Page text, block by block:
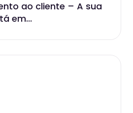
ao cliente – A sua
em...